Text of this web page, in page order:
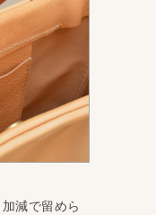
減で留めら